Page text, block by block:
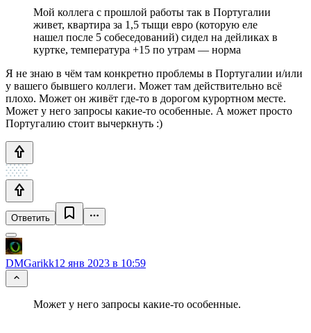
Мой коллега с прошлой работы так в Португалии
живет, квартира за 1,5 тыщи евро (которую еле
нашел после 5 собеседований) сидел на дейликах в
куртке, температура +15 по утрам — норма
Я не знаю в чём там конкретно проблемы в Португалии и/или
у вашего бывшего коллеги. Может там действительно всё
плохо. Может он живёт где-то в дорогом курортном месте.
Может у него запросы какие-то особенные. А может просто
Португалию стоит вычеркнуть :)
Ответить
DMGarikk12 янв 2023 в 10:59
Может у него запросы какие-то особенные.